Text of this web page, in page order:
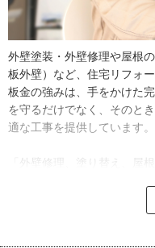
思います」
高校では土木科に進学し、
職。図面作成から現場での
んだ馬場さんは２年後に実
んの技術の高さを実感した
「私も板金会社でたくさん
術を間近で見て吸収できた
外壁塗装・外壁修理や屋根
板外壁）など、住宅リフォ
板金の強みは、手をかけた
を守るだけでなく、そのと
適な工事を提供しています。
「外壁修理、塗り替え、屋
完璧な施工をお届けしよう
まに喜んでいただくことは